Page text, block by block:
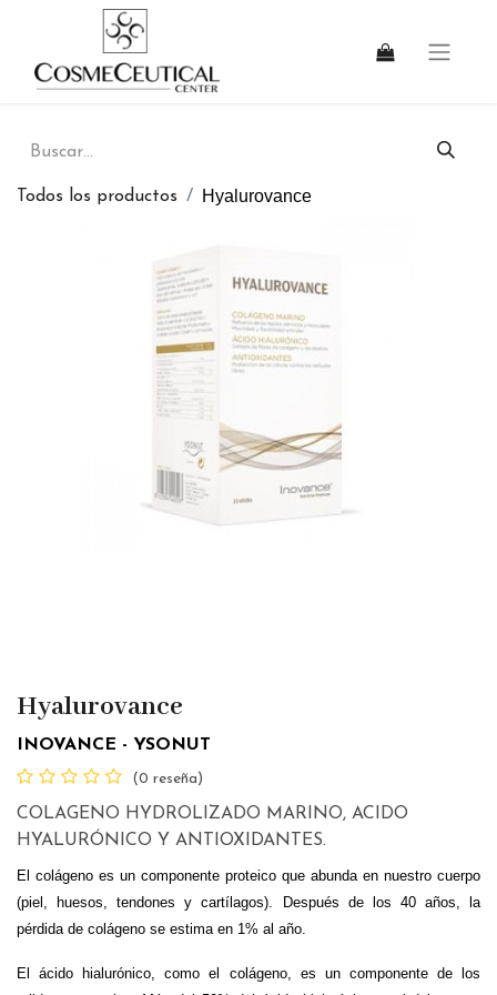
Todos los productos Hyalurovance
Hyalurovance
INOVANCE - YSONUT
(0 reseña)
COLAGENO HYDROLIZADO MARINO, ACIDO
HYALURÓNICO Y ANTIOXIDANTES.
El colágeno es un componente proteico que abunda en nuestro cuerpo
(piel, huesos, tendones y cartílagos). Después de los 40 años, la
pérdida de colágeno se estima en 1% al año.
El ácido hialurónico, como el colágeno, es un componente de los